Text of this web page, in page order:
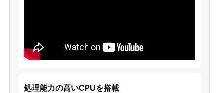
処理能力の高いCPUを搭載